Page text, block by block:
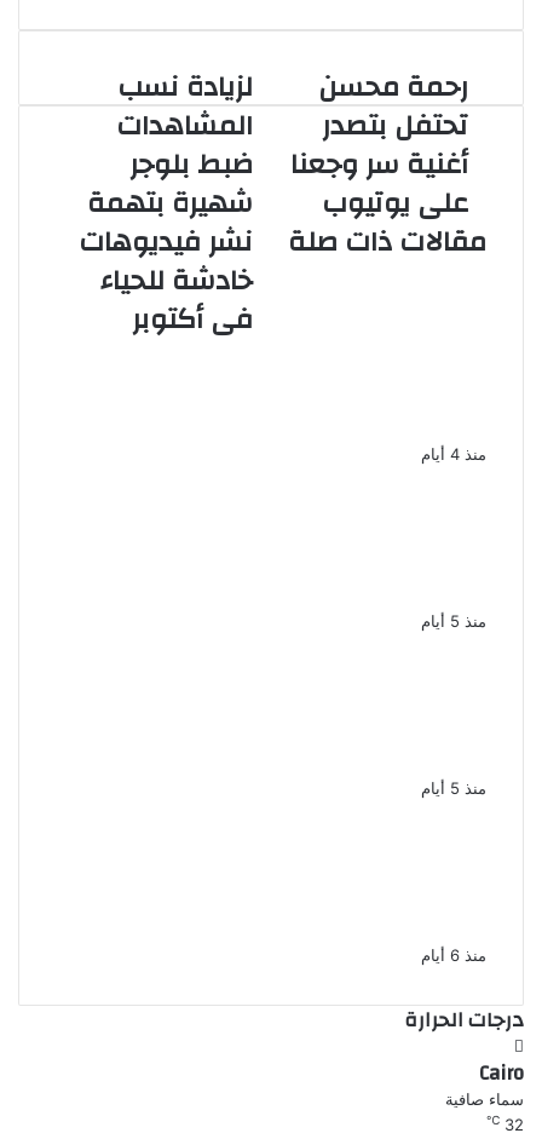
لزيادة
نسب
المشاهدات
ضبط
بلوجر
شهيرة
بتهمة
نشر
فيديوهات
خادشة
للحياء
لزيادة نسب
المشاهدات
ضبط بلوجر
شهيرة بتهمة
نشر فيديوهات
خادشة للحياء
فى أكتوبر
رحمة
محسن
تحتفل
بتصدر
سر
وجعنا
على
رحمة محسن
تحتفل بتصدر
أغنية سر وجعنا
على يوتيوب
مقالات ذات صلة
منذ 4 أيام
منذ 5 أيام
منذ 5 أيام
منذ 6 أيام
درجات الحرارة
Cairo
سماء صافية
32
℃